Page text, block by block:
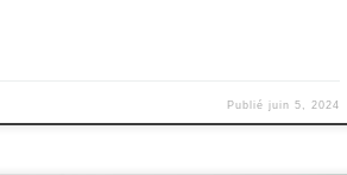
Publiéjuin 5, 2024